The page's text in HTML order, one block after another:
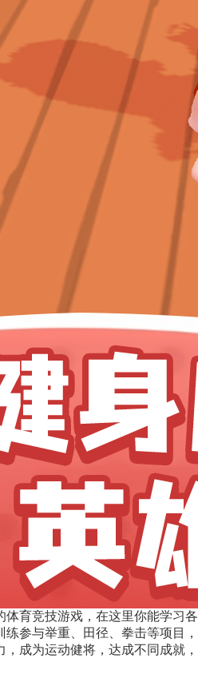
育竞技游戏，在这里你能学习各
参与举重、田径、拳击等项目，
成为运动健将，达成不同成就，